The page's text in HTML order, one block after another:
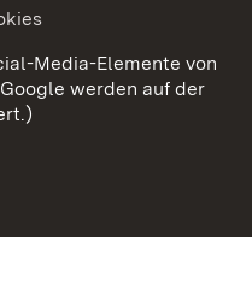
Media-Elemente von
werden auf der